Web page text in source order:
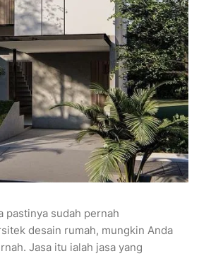
pastinya sudah pernah
desain rumah, mungkin Anda
Jasa itu ialah jasa yang